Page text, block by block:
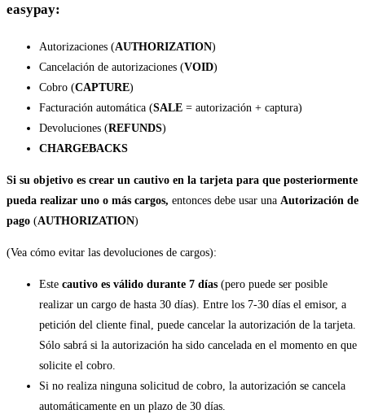
easypay:
Autorizaciones (AUTHORIZATION)
Cancelación de autorizaciones (VOID)
Cobro (CAPTURE)
Facturación automática (SALE = autorización + captura)
Devoluciones (REFUNDS)
CHARGEBACKS
Si su objetivo es crear un cautivo en la tarjeta para que posteriormente
pueda realizar uno o más cargos, entonces debe usar una Autorización de
pago (AUTHORIZATION)
(Vea cómo evitar las devoluciones de cargos):
Este cautivo es válido durante 7 días (pero puede ser posible
realizar un cargo de hasta 30 días). Entre los 7-30 días el emisor, a
petición del cliente final, puede cancelar la autorización de la tarjeta.
Sólo sabrá si la autorización ha sido cancelada en el momento en que
solicite el cobro.
Si no realiza ninguna solicitud de cobro, la autorización se cancela
automáticamente en un plazo de 30 días.